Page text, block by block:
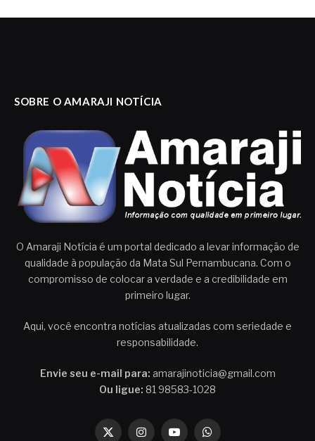
SOBRE O AMARAJI NOTÍCIA
O Amaraji Notícia é um portal dedicado a levar informação de
qualidade à população da Mata Sul Pernambucana. Com o
compromisso de colocar a verdade e a credibilidade em
primeiro lugar.
Aqui, você encontra notícias atualizadas com seriedade e
responsabilidade.
Envie seu e-mail para: amarajinoticia@gmail.com
Ou ligue: 81 98583-1028
X InstagramYouTubeWhatsApp